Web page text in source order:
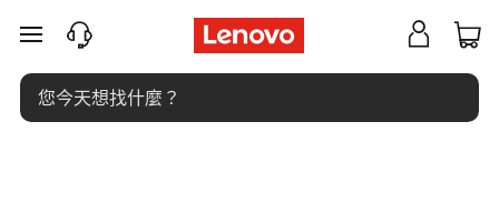
什
麼
是
跳至主要內容